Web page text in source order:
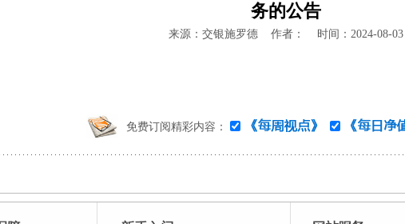
务的公告
来源：交银施罗德 作者： 时间：2024-08-03
免费订阅精彩内容：